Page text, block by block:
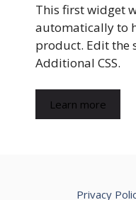
This first widget
automatically to
product. Edit the
Additional CSS.
Learn more
Privacy